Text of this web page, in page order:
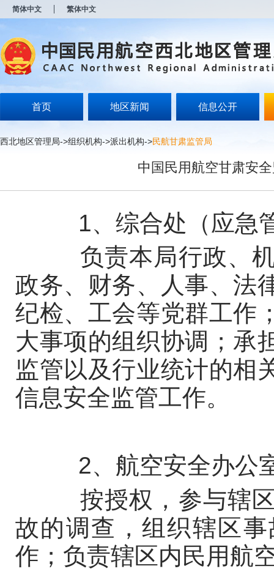
简体中文 繁体中文
首页 地区新闻 信息公开
西北地区管理局->组织机构->派出机构->民航甘肃监管局
中国民用航空甘肃安
1、综合处（应急
负责本局行政、机
政务、财务、人事、法
纪检、工会等党群工作
大事项的组织协调；承
监管以及行业统计的相
信息安全监管工作。
2、航空安全办公
按授权，参与辖区
故的调查，组织辖区
作；负责辖区内民用航
开
无
障
说
按
Alt
键